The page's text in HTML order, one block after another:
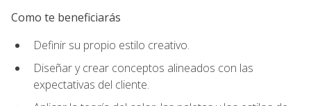
Como te beneficiarás
Definir su propio estilo creativo.
Diseñar y crear conceptos alineados con las
expectativas del cliente.